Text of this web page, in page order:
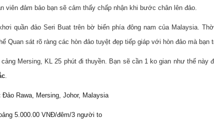
viên đảm bảo bạn sẽ cảm thấy chấp nhận khi bước chân lên đảo.
quần đảo Seri Buat trên bờ biển phía đông nam của Malaysia.
Quan sát rõ ràng các hòn đảo tuyệt đẹp tiếp giáp với hòn đảo mà bạn
Mersing, KL 25 phút đi thuyền. Bạn sẽ cần 1 ko gian như thế này
.
Đảo Rawa, Mersing, Johor, Malaysia
5.000.00 VNĐ/đêm/3 người to